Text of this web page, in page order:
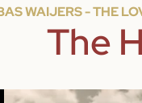
WAIJERS - THE
The